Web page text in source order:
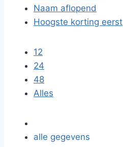
Naam aflopend
Hoogste korting eerst
12
24
48
Alles
alle gegevens